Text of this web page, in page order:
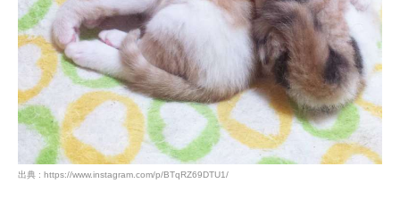
出典 : https://www.instagram.com/p/BTqRZ69DTU1/
pecodogs
いぬ部をフォロー
pecocats
ねこ部をフォロー
アプリをダウンロードする